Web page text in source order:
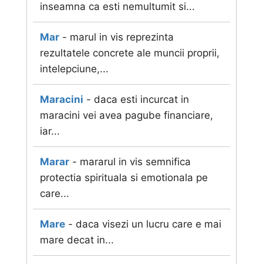
inseamna ca esti nemultumit si...
Mar - marul in vis reprezinta
rezultatele concrete ale muncii proprii,
intelepciune,...
Maracini - daca esti incurcat in
maracini vei avea pagube financiare,
iar...
Marar - mararul in vis semnifica
protectia spirituala si emotionala pe
care...
Mare - daca visezi un lucru care e mai
mare decat in...